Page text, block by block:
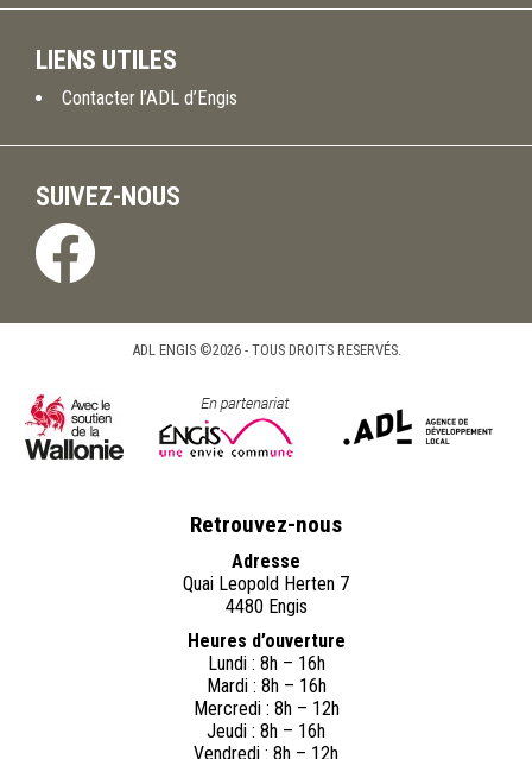
LIENS UTILES
Contacter l’ADL d’Engis
SUIVEZ-NOUS
ADL ENGIS ©2026 - TOUS DROITS RESERVÉS.
Retrouvez-nous
Adresse
Quai Leopold Herten 7
4480 Engis
Heures d’ouverture
Lundi : 8h – 16h
Mardi : 8h – 16h
Mercredi : 8h – 12h
Jeudi : 8h – 16h
Vendredi : 8h – 12h